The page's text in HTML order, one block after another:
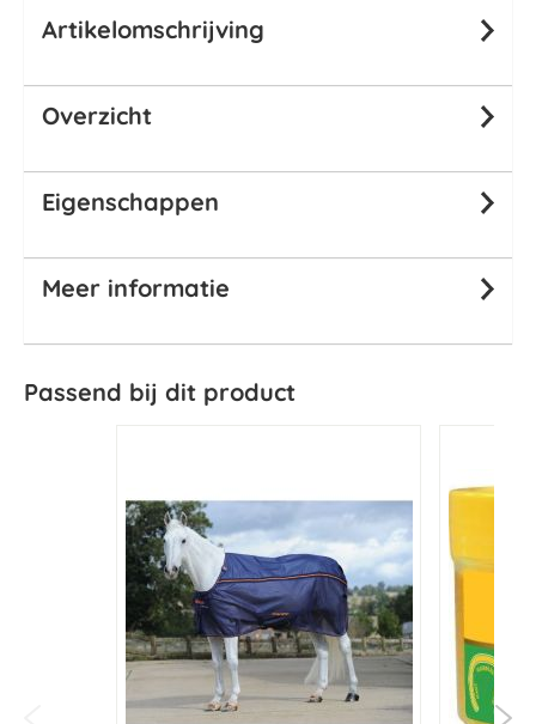
Artikelomschrijving
Overzicht
Eigenschappen
Meer informatie
Passend bij dit product